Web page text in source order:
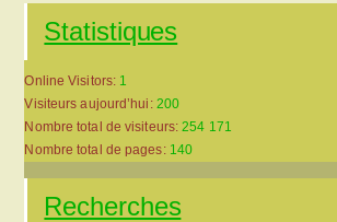
Statistiques
Online Visitors: 1
Visiteurs aujourd’hui: 200
Nombre total de visiteurs:254 171
Nombre total de pages: 140
Recherches